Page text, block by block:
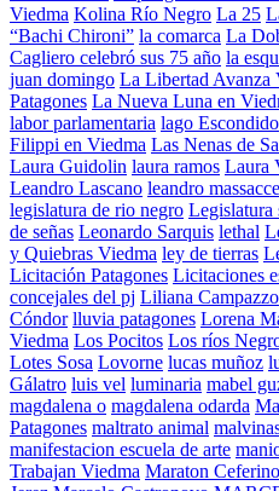
Viedma Kolina Río Negro La 25
“Bachi Chironi” la comarca La
Cagliero celebró sus 75 año la
juan domingo La Libertad Avanza
Patagones La Nueva Luna en
labor parlamentaria lago Escondido
Filippi en Viedma Las Nenas de
Laura Guidolin laura ramos Laura
Leandro Lascano leandro
legislatura de rio negro Legislatura
de señas Leonardo Sarquis lethal
y Quiebras Viedma ley de tierras
Licitación Patagones Licitaciones
concejales del pj Liliana Campazzo
Cóndor lluvia patagones Lorena
Viedma Los Pocitos Los ríos
Lotes Sosa Lovorne lucas muñoz
Gálatro luis vel luminaria mabel
magdalena o magdalena odarda
Patagones maltrato animal
manifestacion escuela de arte
Trabajan Viedma Maraton Ceferino